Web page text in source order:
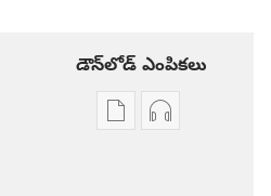
డౌన్‌లోడ్‌ ఎంపికలు
ప్రచురణలఆడియో